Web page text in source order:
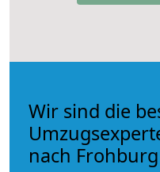
Wir sind die
nach Frohburg